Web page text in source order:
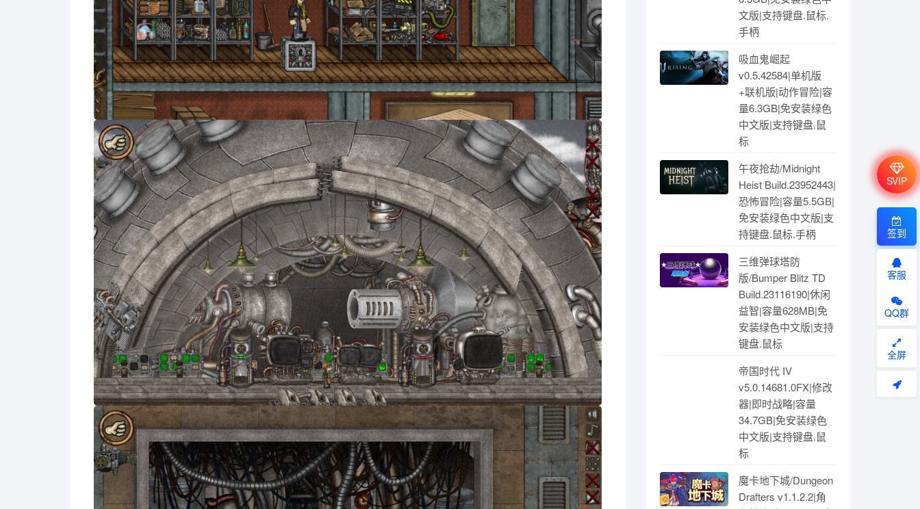
文版|支持键盘.鼠标.
手柄
吸血鬼崛起
v0.5.42584|单机版
+联机版|动作冒险|容
量6.3GB|免安装绿色
中文版|支持键盘.鼠
标
午夜抢劫/Midnight
Heist Build.23952443|
恐怖冒险|容量5.5GB|
免安装绿色中文版|支
持键盘.鼠标.手柄
三维弹球塔防
版/Bumper Blitz TD
Build.23116190|休闲
益智|容量628MB|免
安装绿色中文版|支持
键盘.鼠标
帝国时代 IV
v5.0.14681.0FX|修改
器|即时战略|容量
34.7GB|免安装绿色
中文版|支持键盘.鼠
标
魔卡地下城/Dungeon
Drafters v1.1.2.2|角
SVIP
签到
客服
QQ群
全屏